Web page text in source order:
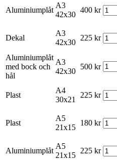
Aluminiumplåt
A3
42x30
400 kr
Dekal
A3
42x30
225 kr
Aluminiumplåt
med bock och
hål
A3
42x30
500 kr
Plast
A4
30x21
225 kr
Plast
A5
21x15
180 kr
Aluminiumplåt
A5
21x15
225 kr